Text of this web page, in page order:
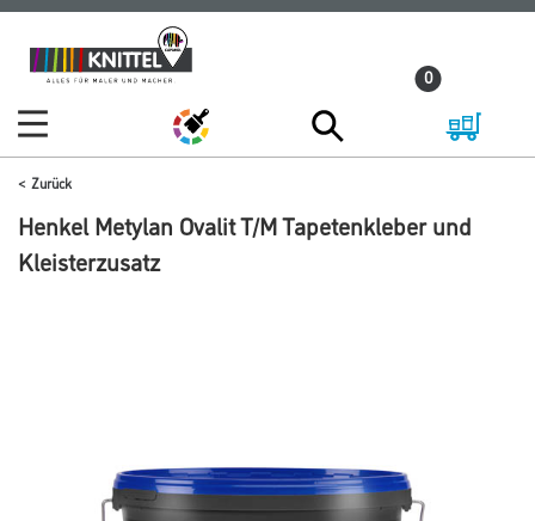
Zum
Inhalt
Zum
Navigationsmenü
0
Zurück
Henkel Metylan Ovalit T/M Tapetenkleber und
Kleisterzusatz